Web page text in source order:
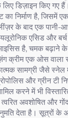
डिज़ाइन किए गए
निर्माण है, जिसमें
के बाद एक पानी-
एसिड और
है, चमक बढ़ाने के
क्रीम एक ओस वाला
सामग्री जैसे
और ग्रीन टी
करने में भी
अवशोषित और
देता है। सूत्रों के